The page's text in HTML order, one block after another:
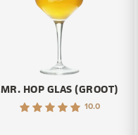
MR. HOP GLAS (GROOT)
10.0